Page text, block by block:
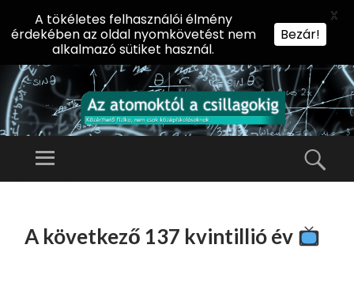
AZ
KT
Előadássorozat
Természettudományi
Menü
TARTALOMHOZ
A következő 137 kvintillió év
A tökéletes felhasználói élmény
érdekében az oldal nyomkövetést nem
alkalmazó sütiket használ.
Bezár!
X